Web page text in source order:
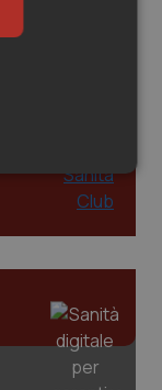
fruibile il